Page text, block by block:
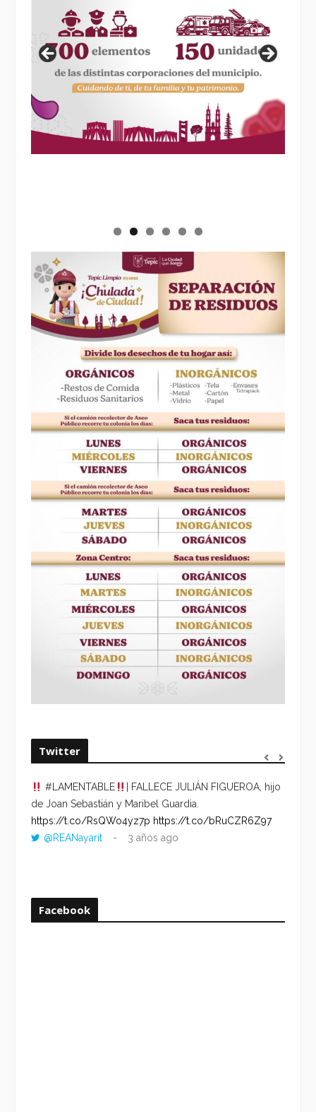
Twitter
#LAMENTABLE
| FALLECE JULIÁN FIGUEROA, hijo
de Joan Sebastián y Maribel Guardia.
https://t.co/RsQWo4yz7p https://t.co/bRuCZR6Z97
@REANayarit
3 años ago
Facebook